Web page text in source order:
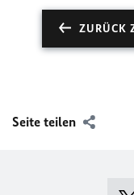
ZURÜCK
Seite teilen